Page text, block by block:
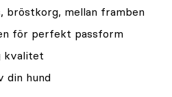
bröstkorg, mellan framben
för perfekt passform
kvalitet
din hund